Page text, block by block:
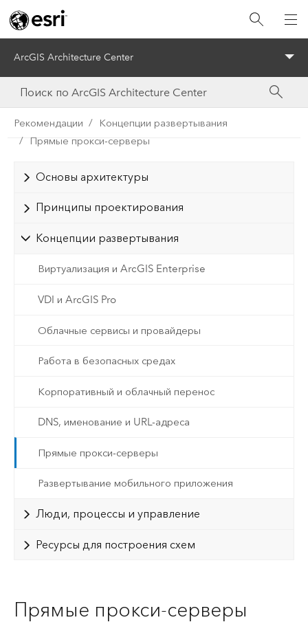
ArcGIS Architecture Center
Рекомендации
Концепции развертывания
Прямые прокси-серверы
Основы архитектуры
Принципы проектирования
Концепции развертывания
Виртуализация и ArcGIS Enterprise
VDI и ArcGIS Pro
Облачные сервисы и провайдеры
Работа в безопасных средах
Корпоративный и облачный перенос
DNS, именование и URL-адреса
Прямые прокси-серверы
Развертывание мобильного приложения
Люди, процессы и управление
Ресурсы для построения схем
Прямые прокси-серверы